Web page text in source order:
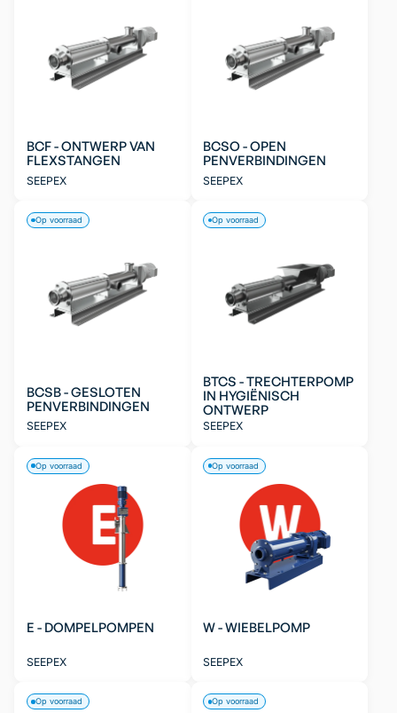
BCF - ONTWERP VAN
FLEXSTANGEN
SEEPEX
BCSO - OPEN
PENVERBINDINGEN
SEEPEX
BCSB - GESLOTEN
PENVERBINDINGEN
SEEPEX
Op voorraad
BTCS - TRECHTERPOMP
IN HYGIËNISCH
ONTWERP
SEEPEX
Op voorraad
E - DOMPELPOMPEN
SEEPEX
Op voorraad
W - WIEBELPOMP
SEEPEX
Op voorraad
Op voorraad Op voorraad